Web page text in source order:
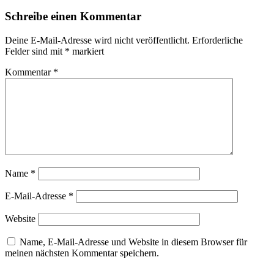
Schreibe einen Kommentar
Deine E-Mail-Adresse wird nicht veröffentlicht. Erforderliche
Felder sind mit * markiert
Kommentar *
Name *
E-Mail-Adresse *
Website
Name, E-Mail-Adresse und Website in diesem Browser für
meinen nächsten Kommentar speichern.